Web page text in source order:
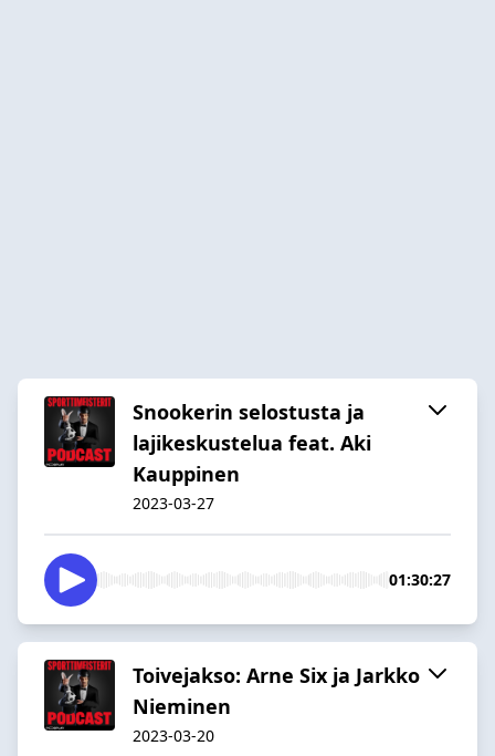
Snookerin selostusta ja
lajikeskustelua feat. Aki
Kauppinen
2023-03-27
01:30:27
Toivejakso: Arne Six ja Jarkko
Nieminen
2023-03-20